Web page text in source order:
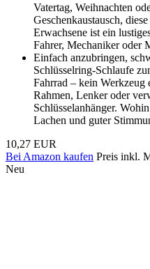
Vatertag, Weihnachten
Geschenkaustausch,
Erwachsene ist ein
Fahrer, Mechaniker oder
Einfach anzubringen,
Schlüsselring-Schlaufe
Fahrrad – kein Werkzeug
Rahmen, Lenker oder
Schlüsselanhänger.
Lachen und guter
10,27 EUR
Bei Amazon kaufen Preis inkl.
Neu